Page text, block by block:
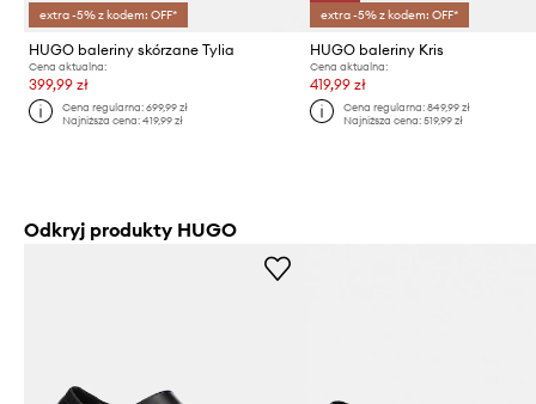
extra -5% z kodem: OFF*
HUGO baleriny skórzane Tylia
Cena aktualna:
399,99 zł
Cena regularna:699,99 zł
Najniższa cena:419,99 zł
extra -5% z kodem: OFF*
HUGO baleriny Kris
Cena aktualna:
419,99 zł
Cena regularna: 849,99 zł
Najniższa cena: 519,99 zł
Odkryj produkty HUGO